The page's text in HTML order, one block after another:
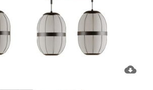
cloud_download